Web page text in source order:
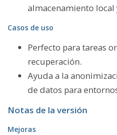
almacenamiento local
Casos de uso
Perfecto para tareas
recuperación.
Ayuda a la
de datos para
Notas de la versión
Mejoras